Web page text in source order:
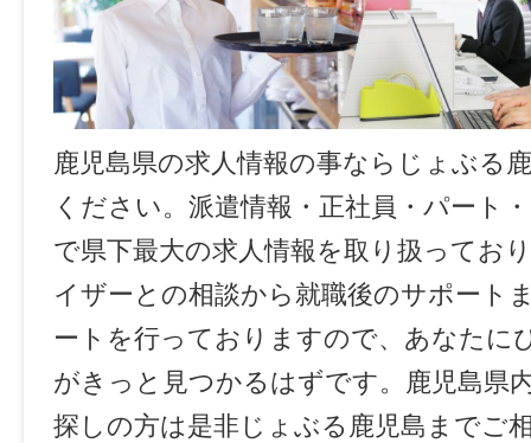
鹿児島県の求人情報の事ならじょぶる
ください。派遣情報・正社員・パート
で県下最大の求人情報を取り扱ってお
イザーとの相談から就職後のサポート
ートを行っておりますので、あなたに
がきっと見つかるはずです。鹿児島県
探しの方は是非じょぶる鹿児島までご